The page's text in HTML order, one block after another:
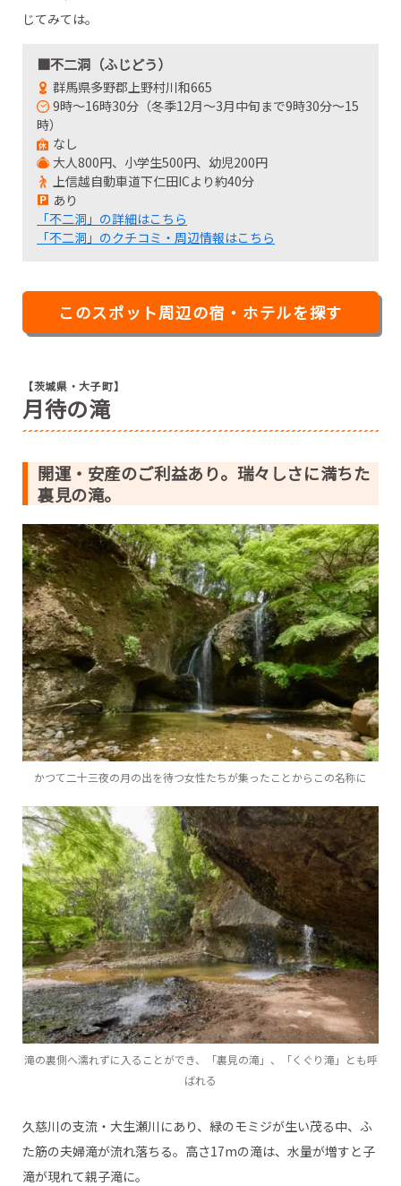
じてみては。
■不二洞（ふじどう）
群馬県多野郡上野村川和665
9時～16時30分（冬季12月～3月中旬まで9時30分～15
時）
なし
大人800円、小学生500円、幼児200円
上信越自動車道下仁田ICより約40分
あり
「不二洞」の詳細はこちら
「不二洞」のクチコミ・周辺情報はこちら
このスポット周辺の宿・ホテルを探す
【茨城県・大子町】
月待の滝
開運・安産のご利益あり。瑞々しさに満ちた
裏見の滝。
かつて二十三夜の月の出を待つ女性たちが集ったことからこの名称に
滝の裏側へ濡れずに入ることができ、「裏見の滝」、「くぐり滝」とも呼
ばれる
久慈川の支流・大生瀬川にあり、緑のモミジが生い茂る中、ふ
た筋の夫婦滝が流れ落ちる。高さ17mの滝は、水量が増すと子
滝が現れて親子滝に。